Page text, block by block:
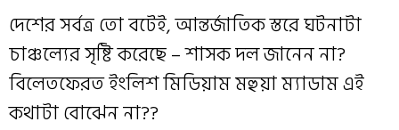
দেশের সর্বত্র তো বটেই, আন্তর্জাতিক স্তরে ঘটনাটা
চাঞ্চল্যের সৃষ্টি করেছে – শাসক দল জানেন না?
বিলেতফেরত ইংলিশ মিডিয়াম মহুয়া ম্যাডাম এই
কথাটা বোঝেন না??